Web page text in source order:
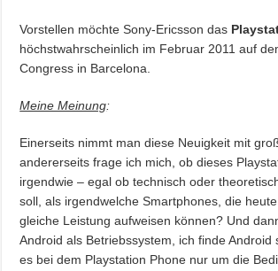
Vorstellen möchte Sony-Ericsson das
höchstwahrscheinlich im Februar 2011 auf
Congress in Barcelona.
Meine Meinung:
Einerseits nimmt man diese Neuigkeit mit
andererseits frage ich mich, ob dieses
irgendwie – egal ob technisch oder
soll, als irgendwelche Smartphones, die
gleiche Leistung aufweisen können? Und
Android als Betriebssystem, ich finde Android
es bei dem Playstation Phone nur um die